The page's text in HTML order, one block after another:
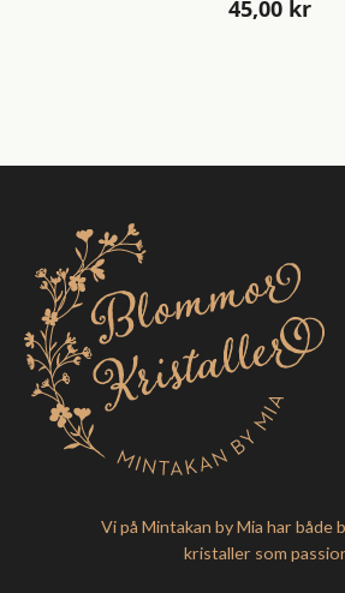
45,00 kr
Vi på Mintakan by Mia har både
kristaller som